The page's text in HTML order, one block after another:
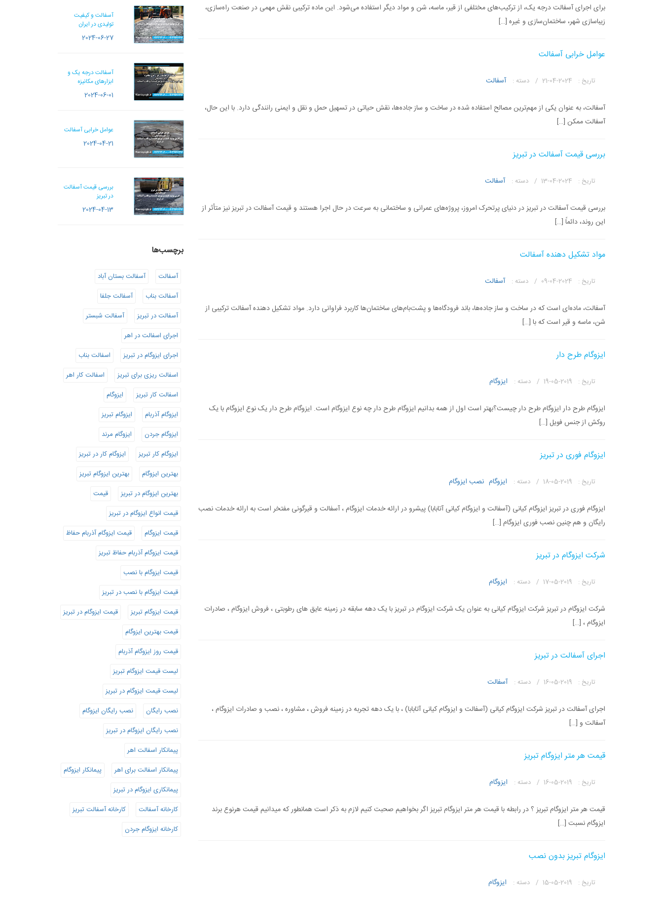
برای اجرای آسفالت درجه یک، از ترکیب‌های مختلفی از قیر، ماسه، شن و مواد دیگر استفاده می‌شود. این ماده ترکیبی نقش مهمی در صنعت راه‌سازی،
زیباسازی شهر، ساختمان‌سازی و غیره […]
عوامل خرابی آسفالت
تاریخ : دسته : آسفالت
آسفالت، به عنوان یکی از مهم‌ترین مصالح استفاده شده در ساخت و ساز جاده‌ها، نقش حیاتی در تسهیل حمل و نقل و ایمنی رانندگی دارد. با این حال،
آسفالت ممکن […]
بررسی قیمت آسفالت در تبریز
تاریخ : دسته : آسفالت
بررسی قیمت آسفالت در تبریز در دنیای پرتحرک امروز، پروژه‌های عمرانی و ساختمانی به سرعت در حال اجرا هستند و قیمت آسفالت در تبریز نیز متأثر از
این روند، دائماً […]
مواد تشکیل دهنده آسفالت
تاریخ : دسته : آسفالت
آسفالت، ماده‌ای است که در ساخت و ساز جاده‌ها، باند فرودگاه‌ها و پشت‌بام‌های ساختمان‌ها کاربرد فراوانی دارد. مواد تشکیل دهنده آسفالت ترکیبی از
شن، ماسه و قیر است که با […]
ایزوگام طرح دار
تاریخ : دسته : ایزوگام
ایزوگام طرح دار ایزوگام طرح دار چیست؟بهتر است اول از همه بدانیم ایزوگام طرح دار چه نوع ایزوگام است. ایزوگام طرح دار یک نوع ایزوگام با یک
روکش از جنس فویل […]
ایزوگام فوری در تبریز
تاریخ : دسته : ایزوگام نصب ایزوگام
ایزوگام فوری در تبریز ایزوگام کیانی (آسفالت و ایزوگام کیانی آتابابا) پیشرو در ارائه خدمات ایزوگام ، آسفالت و قیرگونی مفتخر است به ارائه خدمات نصب
رایگان و هم چنین نصب فوری ایزوگام […]
شرکت ایزوگام در تبریز
تاریخ : دسته : ایزوگام
شرکت ایزوگام در تبریز شرکت ایزوگام کیانی به عنوان یک شرکت ایزوگام در تبریز با یک دهه سابقه در زمینه عایق های رطوبتی ، فروش ایزوگام ، صادرات
ایزوگام ، […]
اجرای آسفالت در تبریز
تاریخ : دسته : آسفالت
اجرای آسفالت در تبریز شرکت ایزوگام کیانی (آسفالت و ایزوگام کیانی آتابابا) ، با یک دهه تجربه در زمینه فروش ، مشاوره ، نصب و صادرات ایزوگام ،
آسفالت و […]
قیمت هر متر ایزوگام تبریز
تاریخ : دسته : ایزوگام
قیمت هر متر ایزوگام تبریز ؟ در رابطه با قیمت هر متر ایزوگام تبریز اگر بخواهیم صحبت کنیم لازم به ذکر است همانطور که میدانیم قیمت هرنوع برند
ایزوگام نسبت […]
ایزوگام تبریز بدون نصب
تاریخ : دسته : ایزوگام
آسفالت و کیفیت
تولیدی در ایران
2024-06-27
آسفالت درجه یک و
ابزارهای مکانیزه
2024-06-01
عوامل خرابی آسفالت
2024-04-21
بررسی قیمت آسفالت
در تبریز
2024-04-13
برچسب‌ها
آسفالت
آسفالت بستان آباد
آسفالت بناب
آسفالت جلفا
آسفالت در تبریز
آسفالت شبستر
اجرای اسفالت در اهر
اجرای ایزوگام در تبریز
اسفالت بناب
اسفالت ریزی برای تبریز
اسفالت کار اهر
اسفالت کار تبریز
ایزوگام
ایزوگام آذربام
ایزوگام تبریز
ایزوگام جردن
ایزوگام مرند
ایزوگام کار تبریز
ایزوگام کار در تبریز
بهترین ایزوگام
بهترین ایزوگام تبریز
بهترین ایزوگام در تبریز
قیمت
قیمت انواع ایزوگام در تبریز
قیمت ایزوگام
قیمت ایزوگام آذربام حفاظ
قیمت ایزوگام آذربام حفاظ تبریز
قیمت ایزوگام با نصب
قیمت ایزوگام با نصب در تبریز
قیمت ایزوگام تبریز
قیمت ایزوگام در تبریز
قیمت بهترین ایزوگام
قیمت روز ایزوگام آذربام
لیست قیمت ایزوگام تبریز
لیست قیمت ایزوگام در تبریز
نصب رایگان
نصب رایگان ایزوگام
نصب رایگان ایزوگام در تبریز
پیمانکار اسفالت اهر
پیمانکار اسفالت برای اهر
پیمانکار ایزوگام
پیمانکاری ایزوگام در تبریز
کارخانه آسفالت
کارخانه آسفالت تبریز
کارخانه ایزوگام جردن